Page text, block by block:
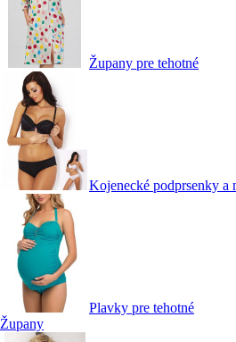
Župany pre tehotné
Kojenecké podprsenky a
Plavky pre tehotné
Župany